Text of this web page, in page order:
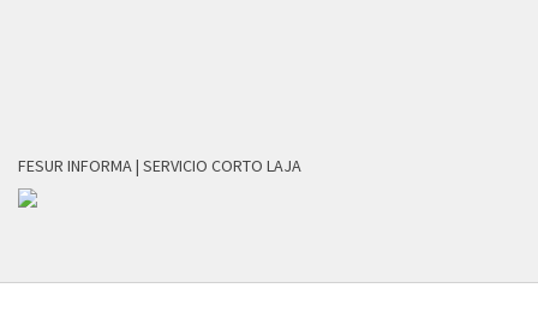
FESUR INFORMA | SERVICIO CORTO LAJA